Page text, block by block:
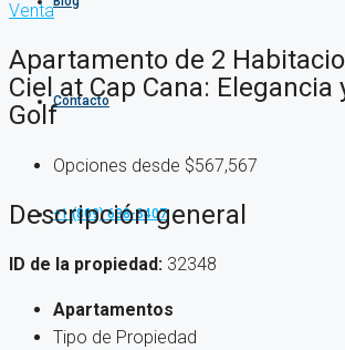
Contacto
+1 (809) 638-3407
Venta
Apartamento de 2
Ciel at Cap Cana: Elegancia
Golf
Opciones desde $567,567
Descripción general
ID de la propiedad: 32348
Apartamentos
Tipo de Propiedad